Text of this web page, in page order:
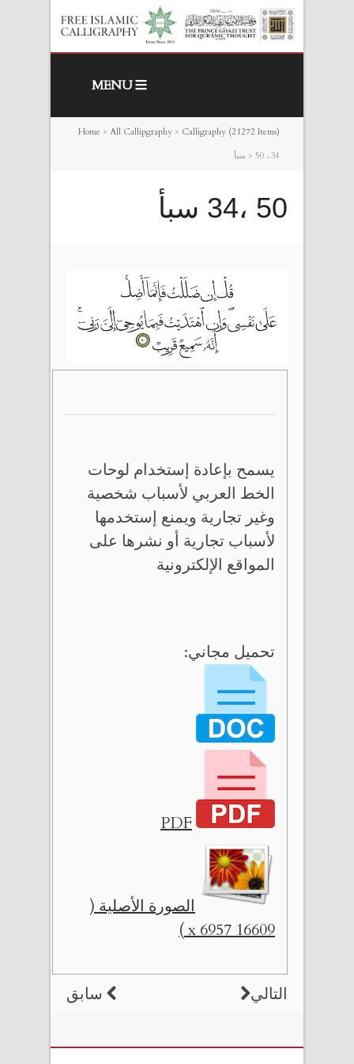
MENU
Home > All Callipgraphy > Calligraphy (21272 Items)
> 50 ،34 سبأ
50 ،34 سبأ
يسمح بإعادة إستخدام لوحات
الخط العربي لأسباب شخصية
وغير تجارية ويمنع إستخدمها
لأسباب تجارية أو نشرها على
المواقع الإلكترونية
تحميل مجاني:
PDF
الصورة الأصلية (
16609 x 6957 )
سابق التالي